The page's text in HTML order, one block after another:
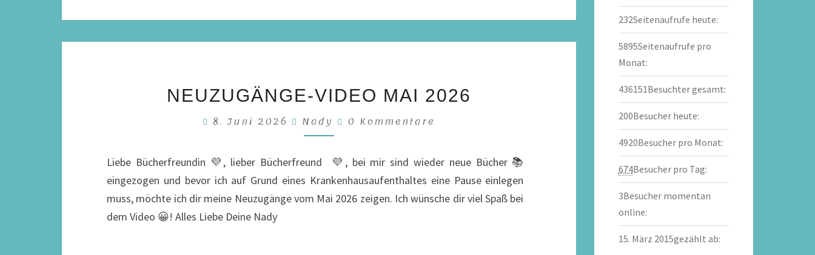
VIDEO
MAI
2026
NEUZUGÄNGE-VIDEO MAI 2026
8. Juni 2026 Nady Kommentare
0 Kommentare
Liebe Bücherfreundin 💜, lieber Bücherfreund 💜, bei mir sind wieder neue Bücher 📚
eingezogen und bevor ich auf Grund eines Krankenhausaufenthaltes eine Pause einlegen
muss, möchte ich dir meine Neuzugänge vom Mai 2026 zeigen. Ich wünsche dir viel Spaß bei
dem Video 😀! Alles Liebe Deine Nady
232Seitenaufrufe heute:
5895Seitenaufrufe pro
Monat:
436151Besuchter gesamt:
200Besucher heute:
4920Besucher pro Monat:
674Besucher pro Tag:
3Besucher momentan
online:
15. März 2015gezählt ab: